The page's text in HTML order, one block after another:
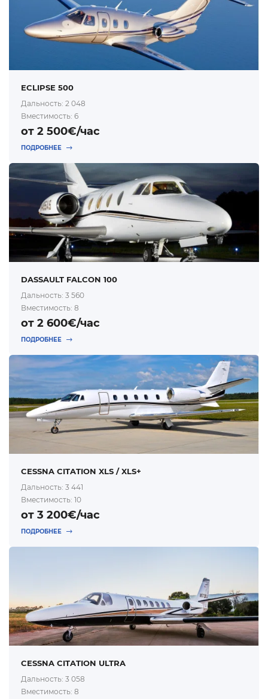
ECLIPSE 500
Дальность: 2 048
Вместимость: 6
от 2 500€/час
ПОДРОБНЕЕ
DASSAULT FALCON 100
Дальность: 3 560
Вместимость: 8
от 2 600€/час
ПОДРОБНЕЕ
CESSNA CITATION XLS / XLS+
Дальность: 3 441
Вместимость: 10
от 3 200€/час
ПОДРОБНЕЕ
CESSNA CITATION ULTRA
Дальность: 3 058
Вместимость: 8